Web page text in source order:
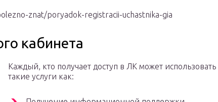
znat/poryadok-registracii-uchastnika-gia
кабинета
Каждый, кто получает доступ в ЛК может использовать
такие услуги как: